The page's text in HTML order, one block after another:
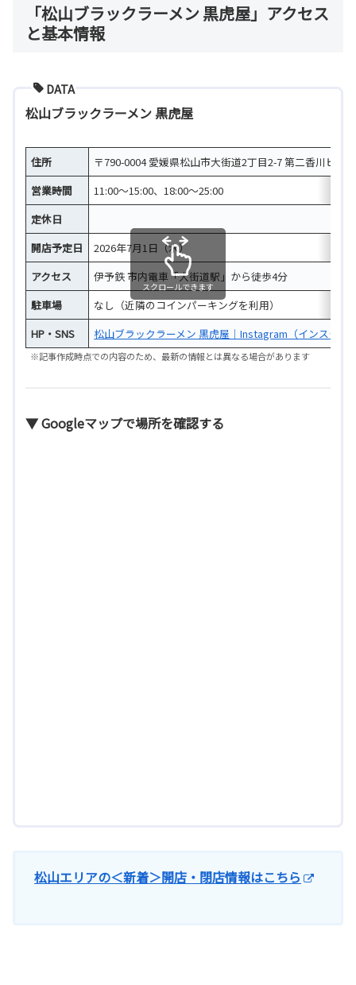
「松山ブラックラーメン 黒虎屋」アクセス
と基本情報
DATA
松山ブラックラーメン 黒虎屋
住所
〒790-0004 愛媛県松山市大街道2丁目2-7 第二香川ビル
営業時間
11:00～15:00、18:00～25:00
定休日
開店予定日
2026年7月1日（水）
アクセス
伊予鉄 市内電車「大街道駅」から徒歩4分
駐車場
なし（近隣のコインパーキングを利用）
HP・SNS
松山ブラックラーメン 黒虎屋｜Instagram（インスタ）
スクロールできます
※記事作成時点での内容のため、最新の情報とは異なる場合があります
▼ Googleマップで場所を確認する
松山エリアの＜新着＞開店・閉店情報はこちら